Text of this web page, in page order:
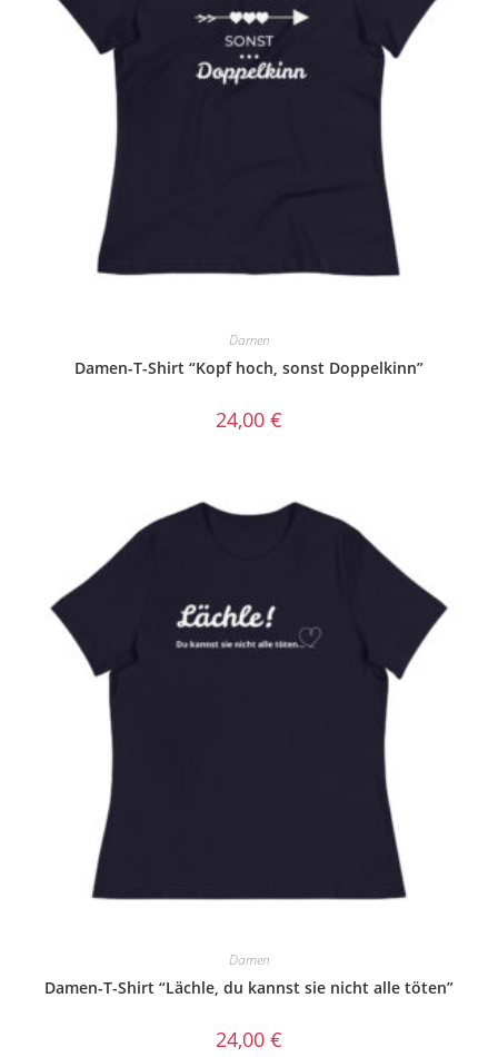
Damen
Damen-T-Shirt “Kopf hoch, sonst Doppelkinn”
24,00 €
Damen
Damen-T-Shirt “Lächle, du kannst sie nicht alle töten”
24,00 €